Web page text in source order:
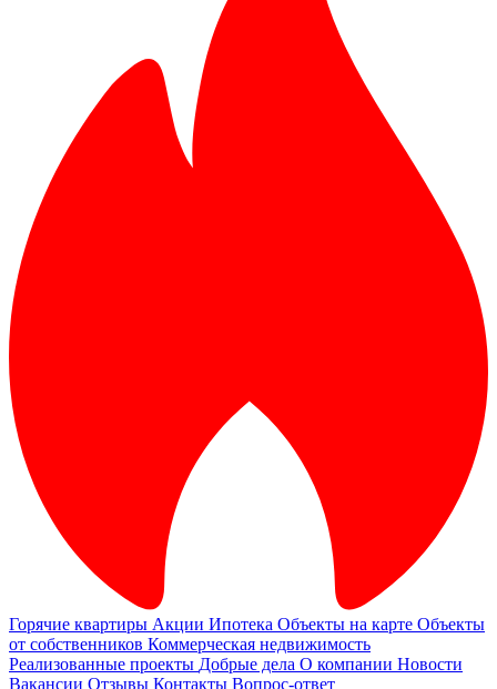
Горячие квартиры Акции Ипотека Объекты на карте Объекты
от собственников Коммерческая недвижимость
Реализованные проекты Добрые дела О компании Новости
Вакансии Отзывы Контакты Вопрос-ответ